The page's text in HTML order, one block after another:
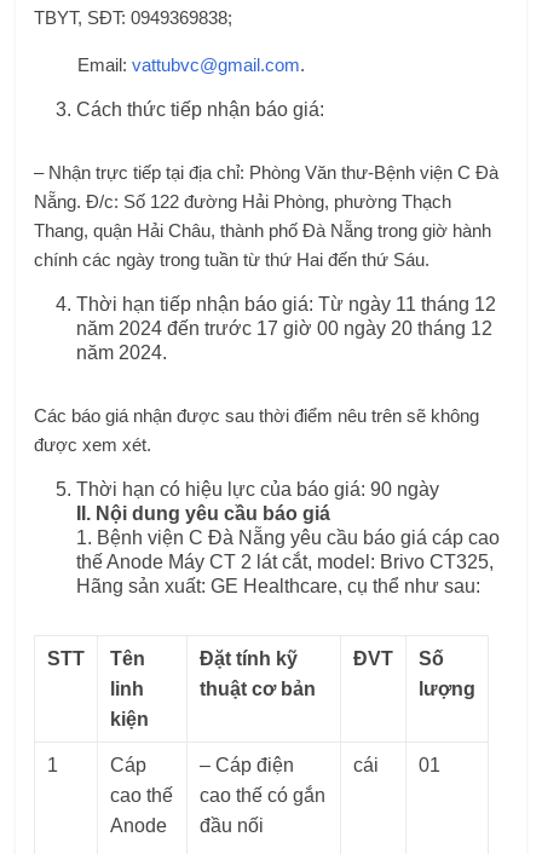
TBYT, SĐT: 0949369838;
Email:vattubvc@gmail.com.
Cách thức tiếp nhận báo giá:
– Nhận trực tiếp tại địa chỉ: Phòng Văn thư-Bệnh viện C Đà
Nẵng. Đ/c: Số 122 đường Hải Phòng, phường Thạch
Thang, quận Hải Châu, thành phố Đà Nẵng trong giờ hành
chính các ngày trong tuần từ thứ Hai đến thứ Sáu.
Thời hạn tiếp nhận báo giá: Từ ngày 11 tháng 12
năm 2024 đến trước 17 giờ 00 ngày 20 tháng 12
năm 2024.
Các báo giá nhận được sau thời điểm nêu trên sẽ không
được xem xét.
Thời hạn có hiệu lực của báo giá: 90 ngày
II. Nội dung yêu cầu báo giá
1. Bệnh viện C Đà Nẵng yêu cầu báo giá cáp cao
thế Anode Máy CT 2 lát cắt, model: Brivo CT325,
Hãng sản xuất: GE Healthcare, cụ thể như sau:
STT
Tên
linh
kiện
Đặt tính kỹ
thuật cơ bản
ĐVT
Số
lượng
1
Cáp
cao thế
Anode
– Cáp điện
cao thế có gắn
đầu nối
cái 01